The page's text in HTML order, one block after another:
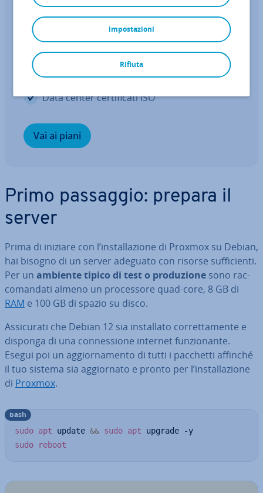
Pro­ces­so­ri al­l'a­van­guar­dia di ultima ge­ne­ra­
zio­ne
Hardware dedicato ad alte pre­sta­zio­ni
Data center cer­ti­fi­ca­ti ISO
Vai ai piani
Primo passaggio: prepara il
server
Prima di iniziare con l’in­stal­la­zio­ne di Proxmox su Debian,
hai bisogno di un server adeguato con risorse suf­fi­cien­ti.
Per un ambiente tipico di test o pro­du­zio­ne sono rac­
co­man­da­ti almeno un pro­ces­so­re quad-core, 8 GB di
RAM e 100 GB di spazio su disco.
As­si­cu­ra­ti che Debian 12 sia in­stal­la­to cor­ret­ta­men­te e
disponga di una con­nes­sio­ne internet fun­zio­nan­te.
Esegui poi un ag­gior­na­men­to di tutti i pacchetti affinché
il tuo sistema sia ag­gior­na­to e pronto per l’in­stal­la­zio­ne
di Proxmox.
sudo apt update && sudo apt
sudo
reboot
bash
Rifiuta
impostazioni